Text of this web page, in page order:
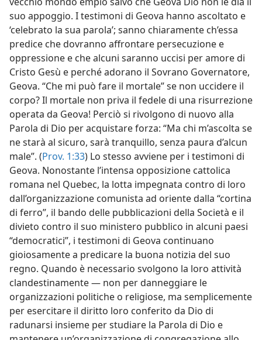
suo appoggio. I testimoni di Geova hanno ascoltato e
‘celebrato la sua parola’; sanno chiaramente ch’essa
predice che dovranno affrontare persecuzione e
oppressione e che alcuni saranno uccisi per amore di
Cristo Gesù e perché adorano il Sovrano Governatore,
Geova. “Che mi può fare il mortale” se non uccidere il
corpo? Il mortale non priva il fedele di una risurrezione
operata da Geova! Perciò si rivolgono di nuovo alla
Parola di Dio per acquistare forza: “Ma chi m’ascolta se
ne starà al sicuro, sarà tranquillo, senza paura d’alcun
male”. (Prov. 1:33) Lo stesso avviene per i testimoni di
Geova. Nonostante l’intensa opposizione cattolica
romana nel Quebec, la lotta impegnata contro di loro
dall’organizzazione comunista ad oriente dalla “cortina
di ferro”, il bando delle pubblicazioni della Società e il
divieto contro il suo ministero pubblico in alcuni paesi
“democratici”, i testimoni di Geova continuano
gioiosamente a predicare la buona notizia del suo
regno. Quando è necessario svolgono la loro attività
clandestinamente — non per danneggiare le
organizzazioni politiche o religiose, ma semplicemente
per esercitare il diritto loro conferito da Dio di
radunarsi insieme per studiare la Parola di Dio e